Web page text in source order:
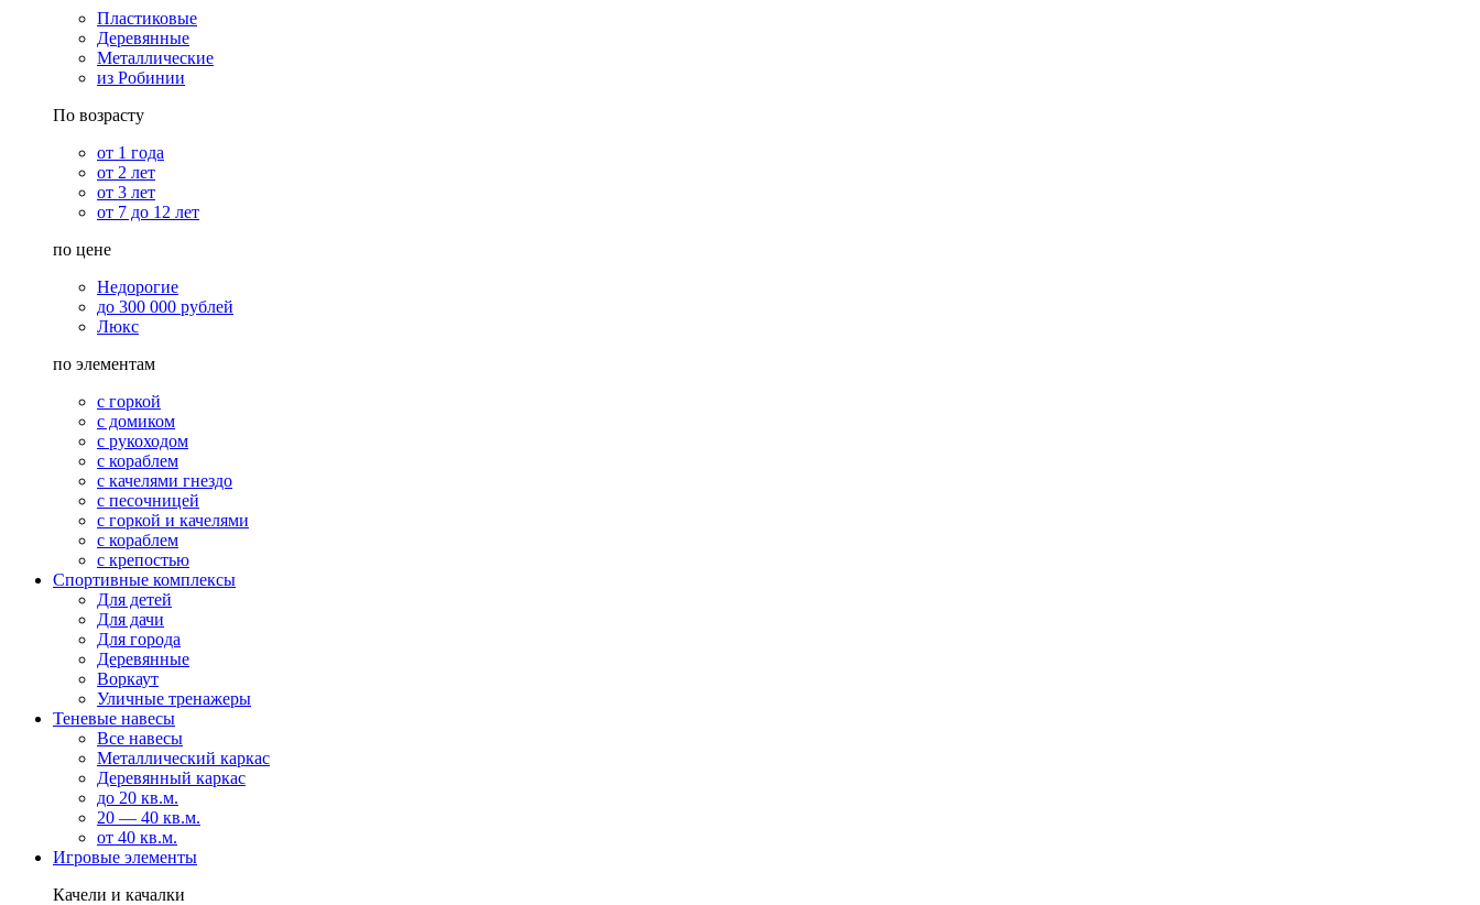
Пластиковые
Деревянные
Металлические
из Робинии
По возрасту
от 1 года
от 2 лет
от 3 лет
от 7 до 12 лет
по цене
Недорогие
до 300 000 рублей
Люкс
по элементам
с горкой
с домиком
с рукоходом
с кораблем
с качелями гнездо
с песочницей
с горкой и качелями
с кораблем
с крепостью
Спортивные комплексы
Для детей
Для дачи
Для города
Деревянные
Воркаут
Уличные тренажеры
Теневые навесы
Все навесы
Металлический каркас
Деревянный каркас
до 20 кв.м.
20 — 40 кв.м.
от 40 кв.м.
Игровые элементы
Качели и качалки